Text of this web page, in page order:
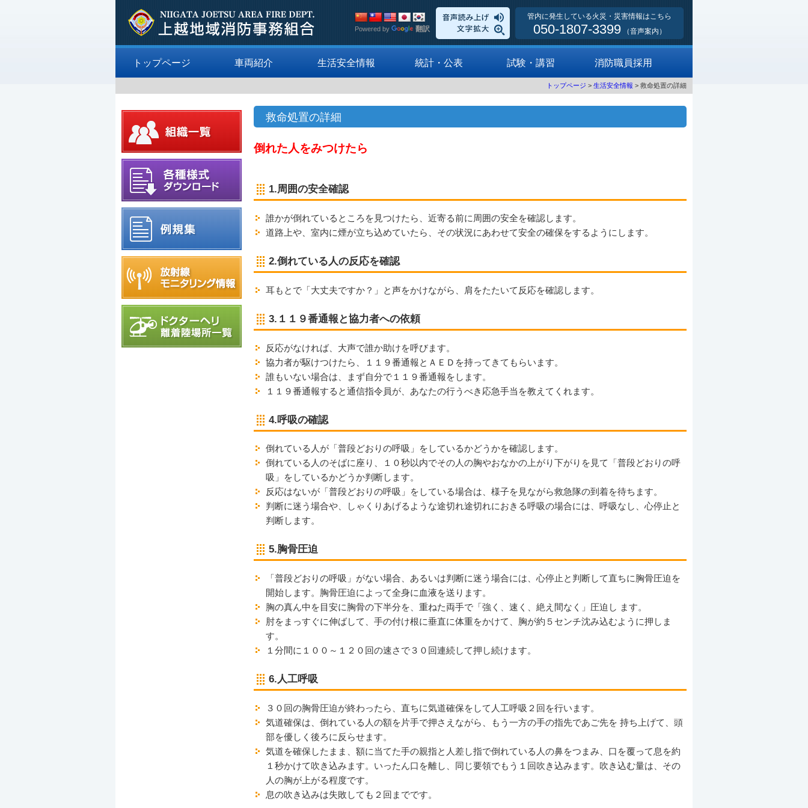
Powered by 翻訳
管内に発生している火災・災害情報はこちら
050-1807-3399（音声案内）
トップページ 車両紹介 生活安全情報 統計・公表 試験・講習 消防職員採用
トップページ > 生活安全情報 > 救命処置の詳細
救命処置の詳細
倒れた人をみつけたら
1.周囲の安全確認
誰かが倒れているところを見つけたら、近寄る前に周囲の安全を確認します。
道路上や、室内に煙が立ち込めていたら、その状況にあわせて安全の確保をするようにします。
2.倒れている人の反応を確認
耳もとで「大丈夫ですか？」と声をかけながら、肩をたたいて反応を確認します。
3.１１９番通報と協力者への依頼
反応がなければ、大声で誰か助けを呼びます。
協力者が駆けつけたら、１１９番通報とＡＥＤを持ってきてもらいます。
誰もいない場合は、まず自分で１１９番通報をします。
１１９番通報すると通信指令員が、あなたの行うべき応急手当を教えてくれます。
4.呼吸の確認
倒れている人が「普段どおりの呼吸」をしているかどうかを確認します。
倒れている人のそばに座り、１０秒以内でその人の胸やおなかの上がり下がりを見て「普段どおりの呼
吸」をしているかどうか判断します。
反応はないが「普段どおりの呼吸」をしている場合は、様子を見ながら救急隊の到着を待ちます。
判断に迷う場合や、しゃくりあげるような途切れ途切れにおきる呼吸の場合には、呼吸なし、心停止と
判断します。
5.胸骨圧迫
「普段どおりの呼吸」がない場合、あるいは判断に迷う場合には、心停止と判断して直ちに胸骨圧迫を
開始します。胸骨圧迫によって全身に血液を送ります。
胸の真ん中を目安に胸骨の下半分を、重ねた両手で「強く、速く、絶え間なく」圧迫し ます。
肘をまっすぐに伸ばして、手の付け根に垂直に体重をかけて、胸が約５センチ沈み込むように押しま
す。
１分間に１００～１２０回の速さで３０回連続して押し続けます。
6.人工呼吸
３０回の胸骨圧迫が終わったら、直ちに気道確保をして人工呼吸２回を行います。
気道確保は、倒れている人の額を片手で押さえながら、もう一方の手の指先であご先を 持ち上げて、頭
部を優しく後ろに反らせます。
気道を確保したまま、額に当てた手の親指と人差し指で倒れている人の鼻をつまみ、口を覆って息を約
１秒かけて吹き込みます。いったん口を離し、同じ要領でもう１回吹き込みます。吹き込む量は、その
人の胸が上がる程度です。
息の吹き込みは失敗しても２回までです。